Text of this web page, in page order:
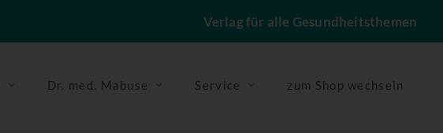
Verlag für alle Gesundheitsthemen
Dr. med. Mabuse Service zum Shop wechseln